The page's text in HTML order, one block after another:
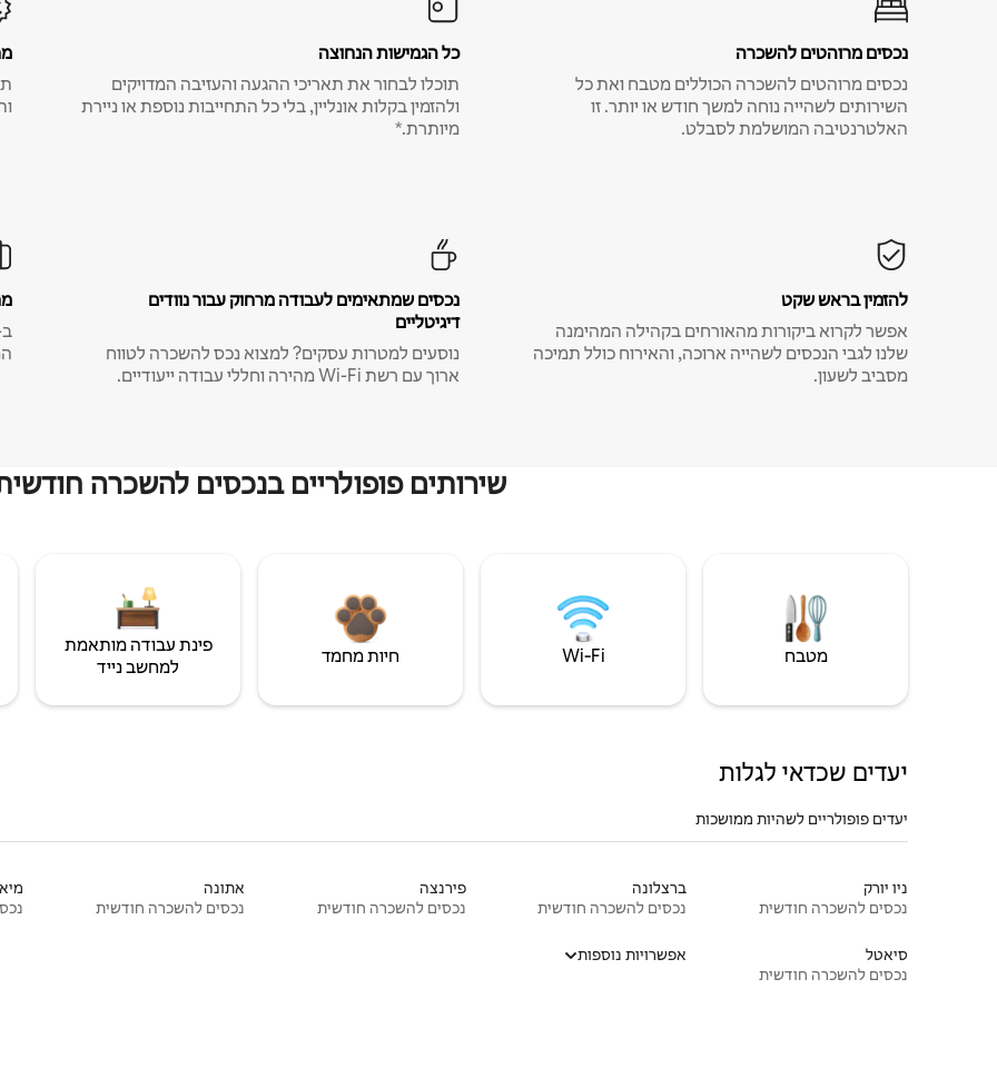
נכסים מרוהטים להשכרה
נכסים מרוהטים להשכרה הכוללים מטבח ואת כל
השירותים לשהייה נוחה למשך חודש או יותר. זו
האלטרנטיבה המושלמת לסבלט.
כל הגמישות הנחוצה
תוכלו לבחור את תאריכי ההגעה והעזיבה המדויקים
ולהזמין בקלות אונליין, בלי כל התחייבות נוספת או ניירת
מיותרת.*
להזמין בראש שקט
אפשר לקרוא ביקורות מהאורחים בקהילה המהימנה
שלנו לגבי הנכסים לשהייה ארוכה, והאירוח כולל תמיכה
מסביב לשעון.
נכסים שמתאימים לעבודה מרחוק עבור נוודים
דיגיטליים
נוסעים למטרות עסקים? למצוא נכס להשכרה לטווח
ארוך עם רשת Wi-Fi מהירה וחללי עבודה ייעודיים.
שירותים פופולריים בנכסים להשכרה
מטבח Wi‑Fi חיות מחמד
פינת עבודה מותאמת
למחשב נייד
יעדים שכדאי לגלות
יעדים פופולריים לשהיות ממושכות
ניו יורק
נכסים להשכרה חודשית
ברצלונה
נכסים להשכרה חודשית
פירנצה
נכסים להשכרה חודשית
אתונה
נכסים להשכרה חודשית
סיאטל
נכסים להשכרה חודשית
אפשרויות נוספות